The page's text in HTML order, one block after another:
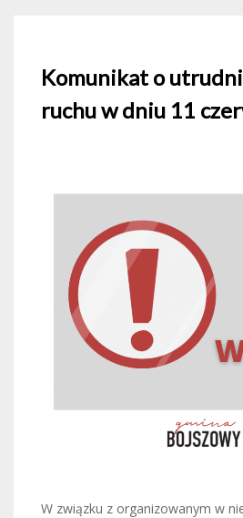
Komunikat o
ruchu w dniu 11
W związku z organizowanym w